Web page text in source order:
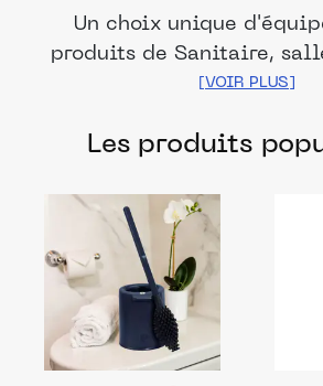
Un choix unique
produits de Sanitaire,
WC, Made in France de
fabriqués dans les
vos envies.
Les produits